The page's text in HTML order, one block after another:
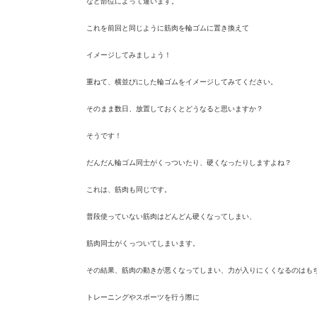
これを前回と同じように筋肉を輪ゴムに置き換えて
イメージしてみましょう！
重ねて、横並びにした輪ゴムをイメージしてみてください。
そのまま数日、放置しておくとどうなると思いますか？
そうです！
だんだん輪ゴム同士がくっついたり、硬くなったりしますよね？
これは、筋肉も同じです。
普段使っていない筋肉はどんどん硬くなってしまい、
筋肉同士がくっついてしまいます。
その結果、筋肉の動きが悪くなってしまい、 力が入りにくくなるのはも
トレーニングやスポーツを行う際に